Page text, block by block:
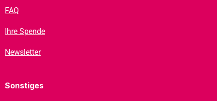
FAQ
Ihre Spende
Newsletter
Sonstiges